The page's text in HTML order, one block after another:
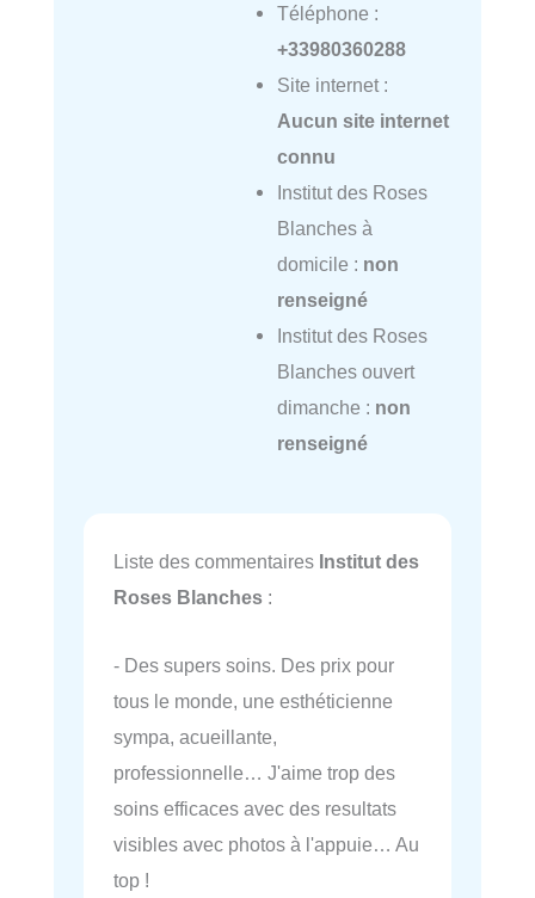
Téléphone :
+33980360288
Site internet :
Aucun site internet
connu
Institut des Roses
Blanches à
domicile : non
renseigné
Institut des Roses
Blanches ouvert
dimanche : non
renseigné
Liste des commentaires Institut des
Roses Blanches :
- Des supers soins. Des prix pour
tous le monde, une esthéticienne
sympa, acueillante,
professionnelle… J'aime trop des
soins efficaces avec des resultats
visibles avec photos à l'appuie… Au
top !